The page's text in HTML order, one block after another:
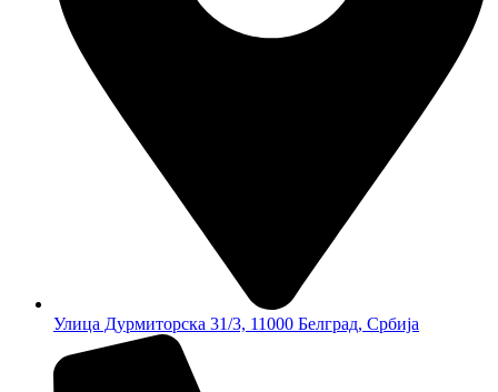
Улица Дурмиторска 31/3, 11000 Белград, Србија